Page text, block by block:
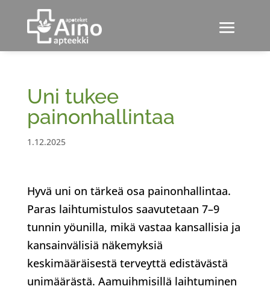
Uni tukee
painonhallintaa
1.12.2025
Hyvä uni on tärkeä osa painonhallintaa.
Paras laihtumistulos saavutetaan 7–9
tunnin yöunilla, mikä vastaa kansallisia ja
kansainvälisiä näkemyksiä
keskimääräisestä terveyttä edistävästä
unimäärästä. Aamuihmisillä laihtuminen